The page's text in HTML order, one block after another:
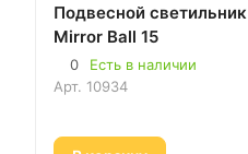
Подвесной светильник
Mirror Ball 15
0
Есть в наличии
Арт. 10934